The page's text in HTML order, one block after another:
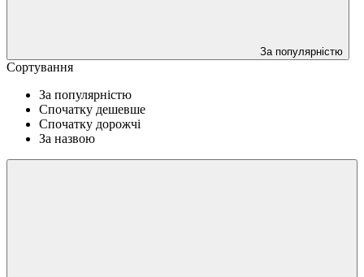
За популярністю
Сортування
За популярністю
Спочатку дешевше
Спочатку дорожчі
За назвою